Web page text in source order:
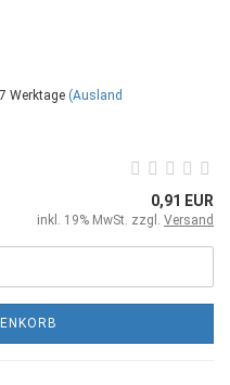
Werktage (Ausland
0,91 EUR
inkl. 19% MwSt. zzgl. Versand